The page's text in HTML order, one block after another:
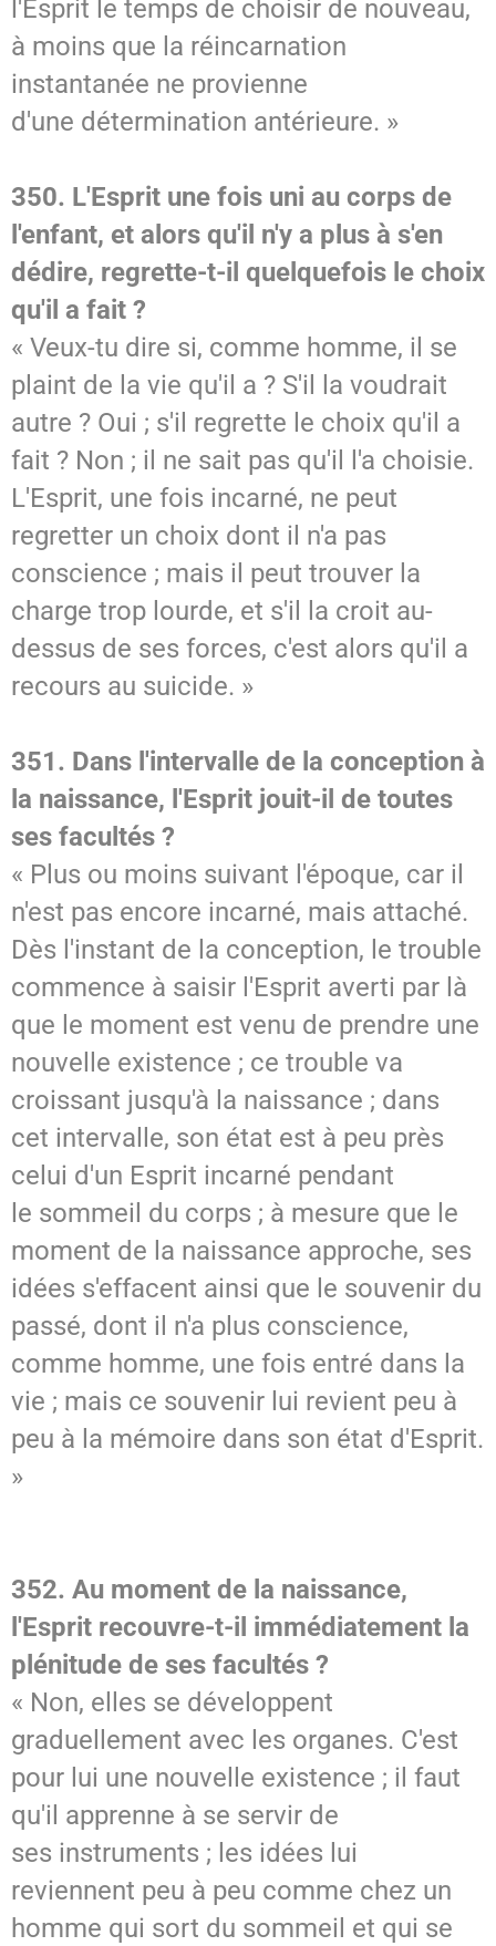
l'Esprit le temps de choisir de nouveau,
à moins que la réincarnation
instantanée ne provienne
d'une détermination antérieure. »
350. L'Esprit une fois uni au corps de
l'enfant, et alors qu'il n'y a plus à s'en
dédire, regrette-t-il quelquefois le choix
qu'il a fait ?
« Veux-tu dire si, comme homme, il se
plaint de la vie qu'il a ? S'il la voudrait
autre ? Oui ; s'il regrette le choix qu'il a
fait ? Non ; il ne sait pas qu'il l'a choisie.
L'Esprit, une fois incarné, ne peut
regretter un choix dont il n'a pas
conscience ; mais il peut trouver la
charge trop lourde, et s'il la croit au-
dessus de ses forces, c'est alors qu'il a
recours au suicide. »
351. Dans l'intervalle de la conception à
la naissance, l'Esprit jouit-il de toutes
ses facultés ?
« Plus ou moins suivant l'époque, car il
n'est pas encore incarné, mais attaché.
Dès l'instant de la conception, le trouble
commence à saisir l'Esprit averti par là
que le moment est venu de prendre une
nouvelle existence ; ce trouble va
croissant jusqu'à la naissance ; dans
cet intervalle, son état est à peu près
celui d'un Esprit incarné pendant
le sommeil du corps ; à mesure que le
moment de la naissance approche, ses
idées s'effacent ainsi que le souvenir du
passé, dont il n'a plus conscience,
comme homme, une fois entré dans la
vie ; mais ce souvenir lui revient peu à
peu à la mémoire dans son état d'Esprit.
»
352. Au moment de la naissance,
l'Esprit recouvre-t-il immédiatement la
plénitude de ses facultés ?
« Non, elles se développent
graduellement avec les organes. C'est
pour lui une nouvelle existence ; il faut
qu'il apprenne à se servir de
ses instruments ; les idées lui
reviennent peu à peu comme chez un
homme qui sort du sommeil et qui se